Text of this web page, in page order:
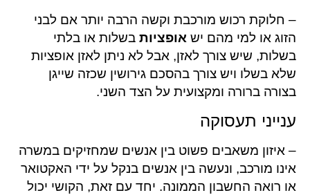
– חלוקת רכוש מורכבת וקשה הרבה יותר אם לבני
הזוג או למי מהם יש אופציות בשלות או בלתי
בשלות, שיש צורך לאזן, אבל לא ניתן לאזן אופציות
שלא בשלו ויש צורך בהסכם גירושין שכזה שייגן
בצורה ברורה ומקצועית על הצד השני.
ענייני תעסוקה
– איזון משאבים פשוט בין אנשים שמחזיקים במשרה
אינו מורכב, ונעשה בין אנשים בנקל על ידי האקטואר
או רואה החשבון הממונה. יחד עם זאת, הקושי יכול